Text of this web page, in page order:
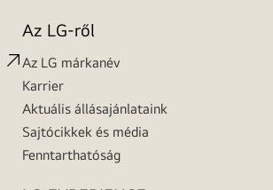
Az LG-ről
Az LG márkanév
Karrier
Aktuális állásajánlataink
Sajtócikkek és média
Fenntarthatóság